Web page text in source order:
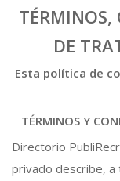
TÉRMINOS,
DE
Esta política de
TÉRMINOS Y
Directorio
privado describe,